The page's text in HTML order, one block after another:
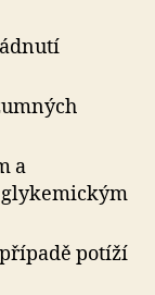
a
potíží